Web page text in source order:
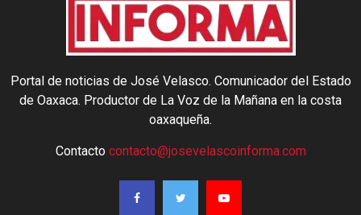
Portal de noticias de José Velasco. Comunicador del Estado
de Oaxaca. Productor de La Voz de la Mañana en la costa
oaxaqueña.
Contacto contacto@josevelascoinforma.com